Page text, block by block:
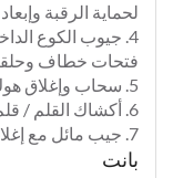
لحماية الرقبة
4. جيوب الكوع
فتحات خطاف
5. سحاب وإغلاق هوك وحلقة لمظهر موحد سلس
6. أكشاك القلم / قلم الرصاص
7. جيب مائل مع إغلاق خطاف وحلقة لسهولة الوصول إليها
بانت